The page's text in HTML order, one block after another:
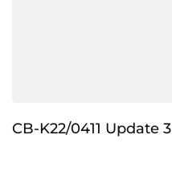
CB-K22/0411 Update 3